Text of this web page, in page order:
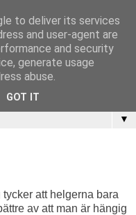
▼
att helgerna bara
av att man är hängig
to deliver its services
and user-agent are
and security
generate usage
abuse.
GOT IT